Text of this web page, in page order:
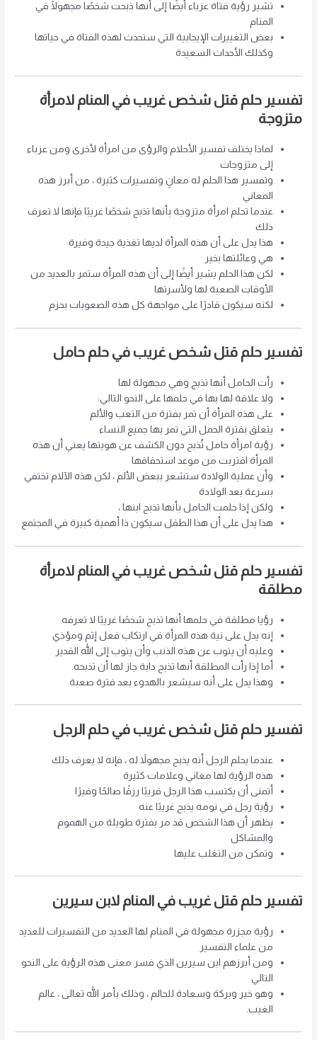
تشير رؤية فتاة عزباء أيضًا إلى أنها ذبحت شخصًا مجهولًا في
المنام
بعض التغييرات الإيجابية التي ستحدث لهذه الفتاة في حياتها
وكذلك الأحداث السعيدة
تفسير حلم قتل شخص غريب في المنام لامرأة
متزوجة
لماذا يختلف تفسير الأحلام والرؤى من امرأة لأخرى ومن عزباء
إلى متزوجات
وتفسير هذا الحلم له معانٍ وتفسيرات كثيرة ، من أبرز هذه
المعاني
عندما تحلم امرأة متزوجة بأنها تذبح شخصًا غريبًا فإنها لا تعرف
ذلك
هذا يدل على أن هذه المرأة لديها تغذية جيدة وفيرة
هي وعائلتها بخير
لكن هذا الحلم يشير أيضًا إلى أن هذه المرأة ستمر بالعديد من
الأوقات الصعبة لها ولأسرتها
لكنه سيكون قادرًا على مواجهة كل هذه الصعوبات بحزم
تفسير حلم قتل شخص غريب في حلم حامل
رأت الحامل أنها تذبح وهي مجهولة لها
ولا علاقة لها بها في حلمها على النحو التالي:
على هذه المرأة أن تمر بفترة من التعب والألم
يتعلق بفترة الحمل التي تمر بها جميع النساء
رؤية امرأة حامل تُذبح دون الكشف عن هويتها يعني أن هذه
المرأة اقتربت من موعد استحقاقها
وأن عملية الولادة ستشعر ببعض الألم ، لكن هذه الآلام تختفي
بسرعة بعد الولادة
ولكن إذا حلمت الحامل بأنها تذبح ابنها ،
هذا يدل على أن هذا الطفل سيكون ذا أهمية كبيرة في المجتمع
تفسير حلم قتل شخص غريب في المنام لامرأة
مطلقة
رؤيا مطلقة في حلمها أنها تذبح شخصًا غريبًا لا تعرفه
إنه يدل على نية هذه المرأة في ارتكاب فعل إثم ومؤذي
وعليه أن يتوب عن هذه الذنب وأن يتوب إلى الله القدير
أما إذا رأت المطلقة أنها تذبح دابة جاز لها أن تذبحه.
وهذا يدل على أنه سيشعر بالهدوء بعد فترة صعبة
تفسير حلم قتل شخص غريب في حلم الرجل
عندما يحلم الرجل أنه يذبح مجهولاً له ، فإنه لا يعرف ذلك
هذه الرؤية لها معاني وعلامات كثيرة
أتمنى أن يكتسب هذا الرجل قريبًا رزقًا صالحًا وفيرًا
رؤية رجل في نومه يذبح غريبًا عنه
يظهر أن هذا الشخص قد مر بفترة طويلة من الهموم
والمشاكل
وتمكن من التغلب عليها
تفسير حلم قتل غريب في المنام لابن سيرين
رؤية مجزرة مجهولة في المنام لها العديد من التفسيرات للعديد
من علماء التفسير
ومن أبرزهم ابن سيرين الذي فسر معنى هذه الرؤية على النحو
التالي
وهو خير وبركة وسعادة للحالم ، وذلك بأمر الله تعالى ، عالم
الغيب.